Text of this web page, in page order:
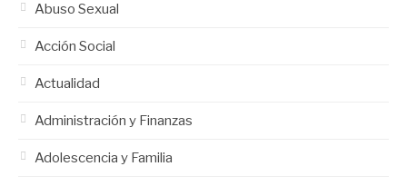
Abuso Sexual
Acción Social
Actualidad
Administración y Finanzas
Adolescencia y Familia